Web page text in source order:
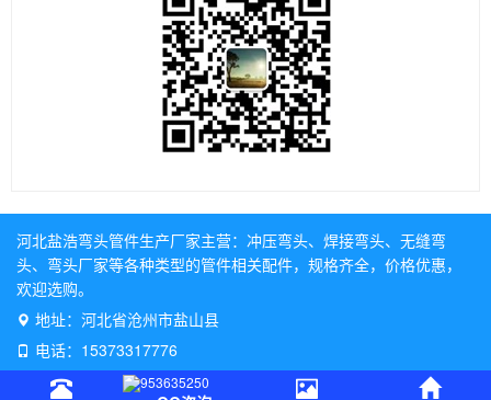
河北盐浩弯头管件生产厂家主营： 冲压弯头、 焊接弯头、 无缝弯
头、 弯头厂家等各种类型的管件相关配件，规格齐全，价格优惠，
欢迎选购。
地址：河北省沧州市盐山县
电话：15373317776